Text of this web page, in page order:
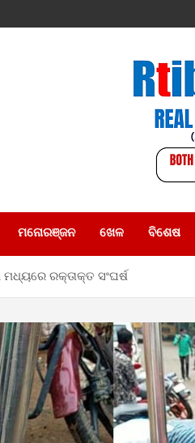
ମନୋରଞ୍ଜନ ଖେଳ ବିଶେଷ
ରକ୍ତାକ୍ତ ସଂଘର୍ଷ